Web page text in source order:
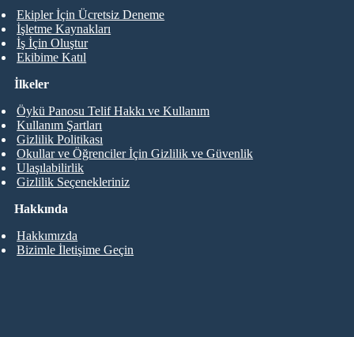
Ekipler İçin Ücretsiz Deneme
İşletme Kaynakları
İş İçin Oluştur
Ekibime Katıl
Hakkında
Hakkımızda
Bizimle İletişime Geçin
İlkeler
Öykü Panosu Telif Hakkı ve Kullanım
Kullanım Şartları
Gizlilik Politikası
Okullar ve Öğrenciler İçin Gizlilik ve Güvenlik
Ulaşılabilirlik
Gizlilik Seçenekleriniz